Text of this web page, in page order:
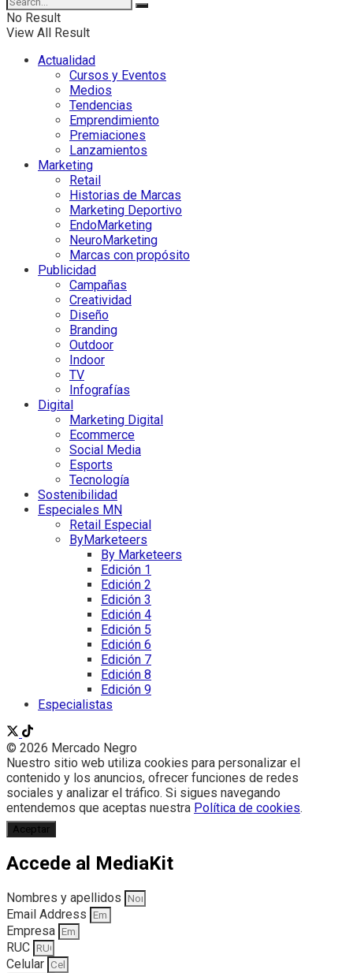
No Result
View All Result
Actualidad
Cursos y Eventos
Medios
Tendencias
Emprendimiento
Premiaciones
Lanzamientos
Marketing
Retail
Historias de Marcas
Marketing Deportivo
EndoMarketing
NeuroMarketing
Marcas con propósito
Publicidad
Campañas
Creatividad
Diseño
Branding
Outdoor
Indoor
TV
Infografías
Digital
Marketing Digital
Ecommerce
Social Media
Esports
Tecnología
Sostenibilidad
Especiales MN
Retail Especial
ByMarketeers
By Marketeers
Edición 1
Edición 2
Edición 3
Edición 4
Edición 5
Edición 6
Edición 7
Edición 8
Edición 9
Especialistas
© 2026 Mercado Negro
Nuestro sitio web utiliza cookies para personalizar el
contenido y los anuncios, ofrecer funciones de redes
sociales y analizar el tráfico. Si sigues navegando
entendemos que aceptas nuestra Política de cookies.
Aceptar
Accede al MediaKit
Nombres y apellidos
Email Address
Empresa
RUC
Celular